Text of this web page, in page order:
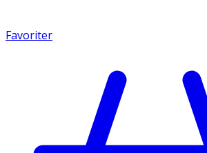
Favoriter